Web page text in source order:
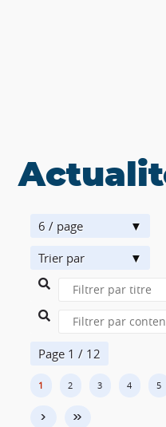
6 / page
Trier par
Page 1 / 12
1 2 3 4 5
› »